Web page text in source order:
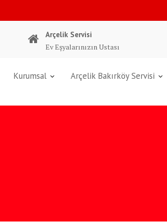
Arçelik Servisi
Ev Eşyalarınızın Ustası
Kurumsal Arçelik Bakırköy Servisi